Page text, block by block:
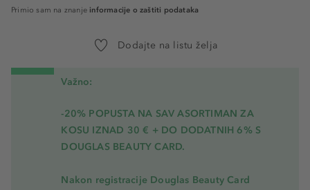
Primio sam na znanje informacije o zaštiti podataka
Dodajte na listu želja
Važno:
-20% POPUSTA NA SAV ASORTIMAN ZA
KOSU IZNAD 30 € + DO DODATNIH 6% S
DOUGLAS BEAUTY CARD.
Nakon registracije Douglas Beauty Card